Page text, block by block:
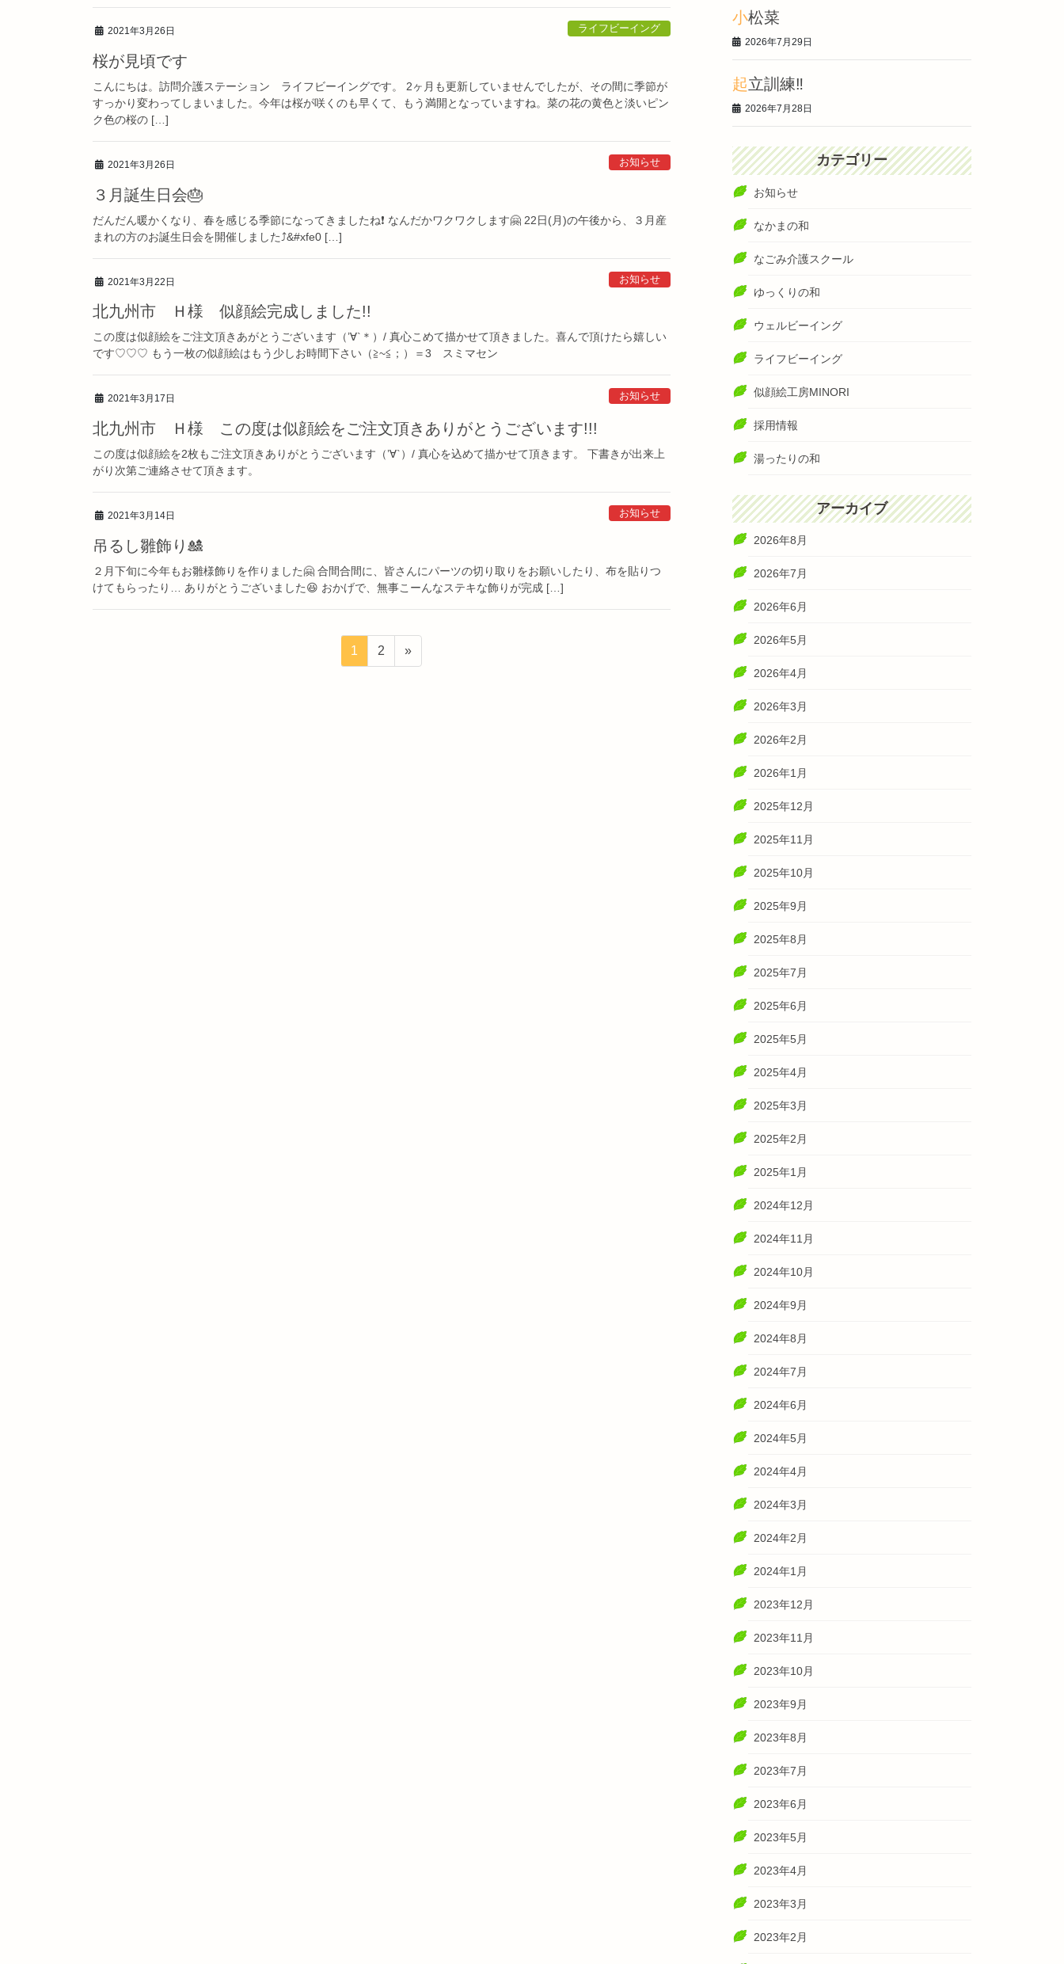
2021年3月26日 ライフビーイング
桜が見頃です
こんにちは。訪問介護ステーション ライフビーイングです。 2ヶ月も更新していませんでしたが、その間に季節が
すっかり変わってしまいました。今年は桜が咲くのも早くて、もう満開となっていますね。菜の花の黄色と淡いピン
ク色の桜の […]
2021年3月26日 お知らせ
３月誕生日会🎂
だんだん暖かくなり、春を感じる季節になってきましたね❗️ なんだかワクワクします🤗 22日(月)の午後から、３月産
まれの方のお誕生日会を開催しました⤴&#xfe0 […]
2021年3月22日 お知らせ
北九州市 Ｈ様 似顔絵完成しました!!
この度は似顔絵をご注文頂きあがとうございます（’∀`＊）/ 真心こめて描かせて頂きました。喜んで頂けたら嬉しい
です♡♡♡ もう一枚の似顔絵はもう少しお時間下さい（≧~≦；）＝3 スミマセン
2021年3月17日 お知らせ
北九州市 Ｈ様 この度は似顔絵をご注文頂きありがとうございます!!!
この度は似顔絵を2枚もご注文頂きありがとうございます（’∀`）/ 真心を込めて描かせて頂きます。 下書きが出来上
がり次第ご連絡させて頂きます。
2021年3月14日 お知らせ
吊るし雛飾り🎎
２月下旬に今年もお雛様飾りを作りました🤗 合間合間に、皆さんにパーツの切り取りをお願いしたり、布を貼りつ
けてもらったり… ありがとうございました😆 おかげで、無事こーんなステキな飾りが完成 […]
ペ
ー
1
ペ
ー
2 »
小松菜
2026年7月29日
起立訓練‼️
2026年7月28日
カテゴリー
お知らせ
なかまの和
なごみ介護スクール
ゆっくりの和
ウェルビーイング
ライフビーイング
似顔絵工房MINORI
採用情報
湯ったりの和
アーカイブ
2026年8月
2026年7月
2026年6月
2026年5月
2026年4月
2026年3月
2026年2月
2026年1月
2025年12月
2025年11月
2025年10月
2025年9月
2025年8月
2025年7月
2025年6月
2025年5月
2025年4月
2025年3月
2025年2月
2025年1月
2024年12月
2024年11月
2024年10月
2024年9月
2024年8月
2024年7月
2024年6月
2024年5月
2024年4月
2024年3月
2024年2月
2024年1月
2023年12月
2023年11月
2023年10月
2023年9月
2023年8月
2023年7月
2023年6月
2023年5月
2023年4月
2023年3月
2023年2月